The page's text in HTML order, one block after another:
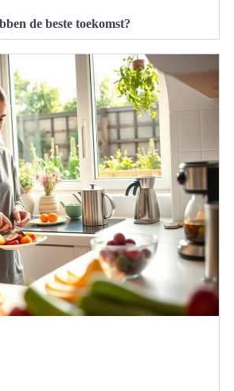
de beste toekomst?